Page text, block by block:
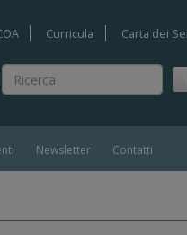
Ricerca
Curricula Carta dei
Newsletter Contatti